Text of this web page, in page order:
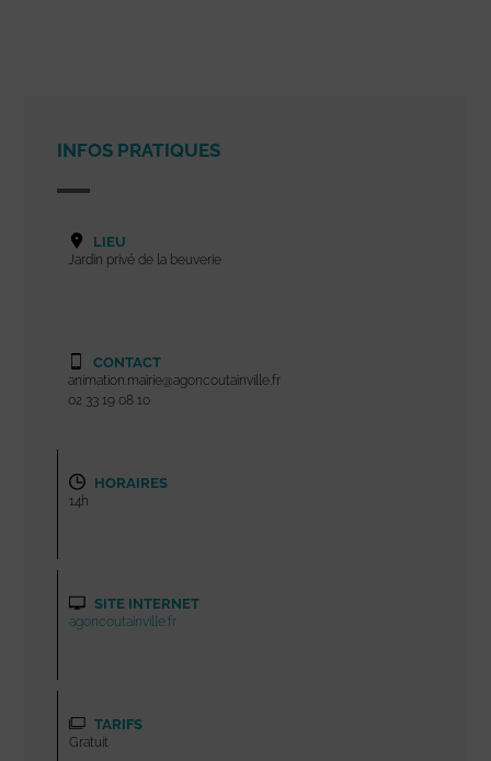
INFOS PRATIQUES
LIEU
Jardin privé de la beuverie
CONTACT
animation.mairie@agoncoutainville.fr
02 33 19 08 10
HORAIRES
14h
SITE INTERNET
agoncoutainville.fr
TARIFS
Gratuit